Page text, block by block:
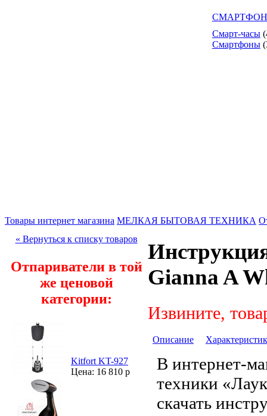
Смарт-часы
Смартфоны
Товары интернет магазина МЕЛКАЯ БЫТОВАЯ ТЕХНИКА
« Вернуться к списку товаров
Отпариватели в той
же ценовой
категории:
Kitfort KT-927
Цена: 16 810 р
Gianna A
Извините,
Описание
В интернет-
техники
скачать